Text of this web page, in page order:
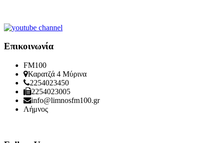
Επικοινωνία
FM100
Καρατζά 4 Μύρινα
2254023450
2254023005
info@limnosfm100.gr
Λήμνος